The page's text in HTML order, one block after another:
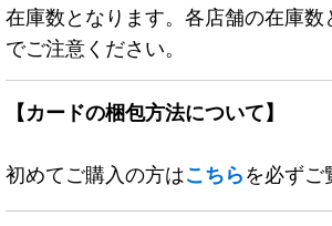
在庫数となります。各店舗の在庫数
でご注意ください。
【カードの梱包方法について】
初めてご購入の方はこちらを必ずご